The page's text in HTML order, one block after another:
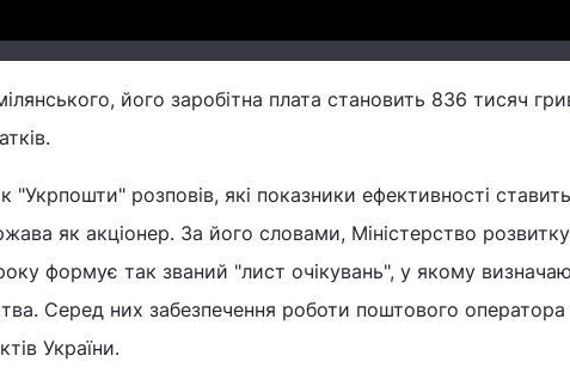
його заробітна плата становить 836 тисяч
"Укрпошти" розповів, які показники ефективності
як акціонер. За його словами, Міністерство
формує так званий "лист очікувань", у якому
Серед них забезпечення роботи поштового оператора
України.